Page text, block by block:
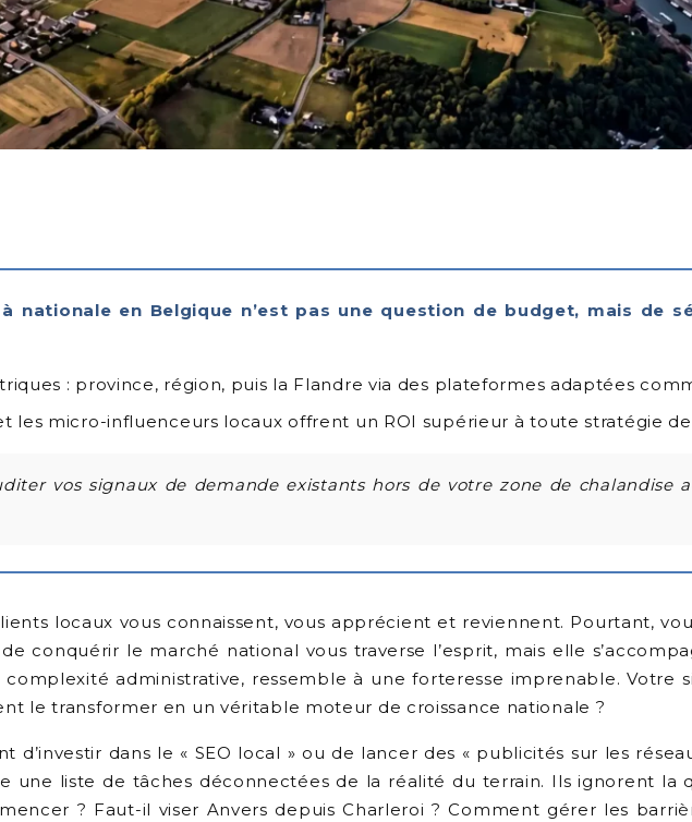
nationale en Belgique n’est pas une question de budget, mais de
: province, région, puis la Flandre via des plateformes adaptées
les micro-influenceurs locaux offrent un ROI supérieur à toute stratégie de
vos signaux de demande existants hors de votre zone de chalandise
locaux vous connaissent, vous apprécient et reviennent. Pourtant,
conquérir le marché national vous traverse l’esprit, mais elle
complexité administrative, ressemble à une forteresse imprenable. Votre
le transformer en un véritable moteur de croissance nationale ?
dans le « SEO local » ou de lancer des « publicités sur les
une liste de tâches déconnectées de la réalité du terrain. Ils ignorent la
? Faut-il viser Anvers depuis Charleroi ? Comment gérer les